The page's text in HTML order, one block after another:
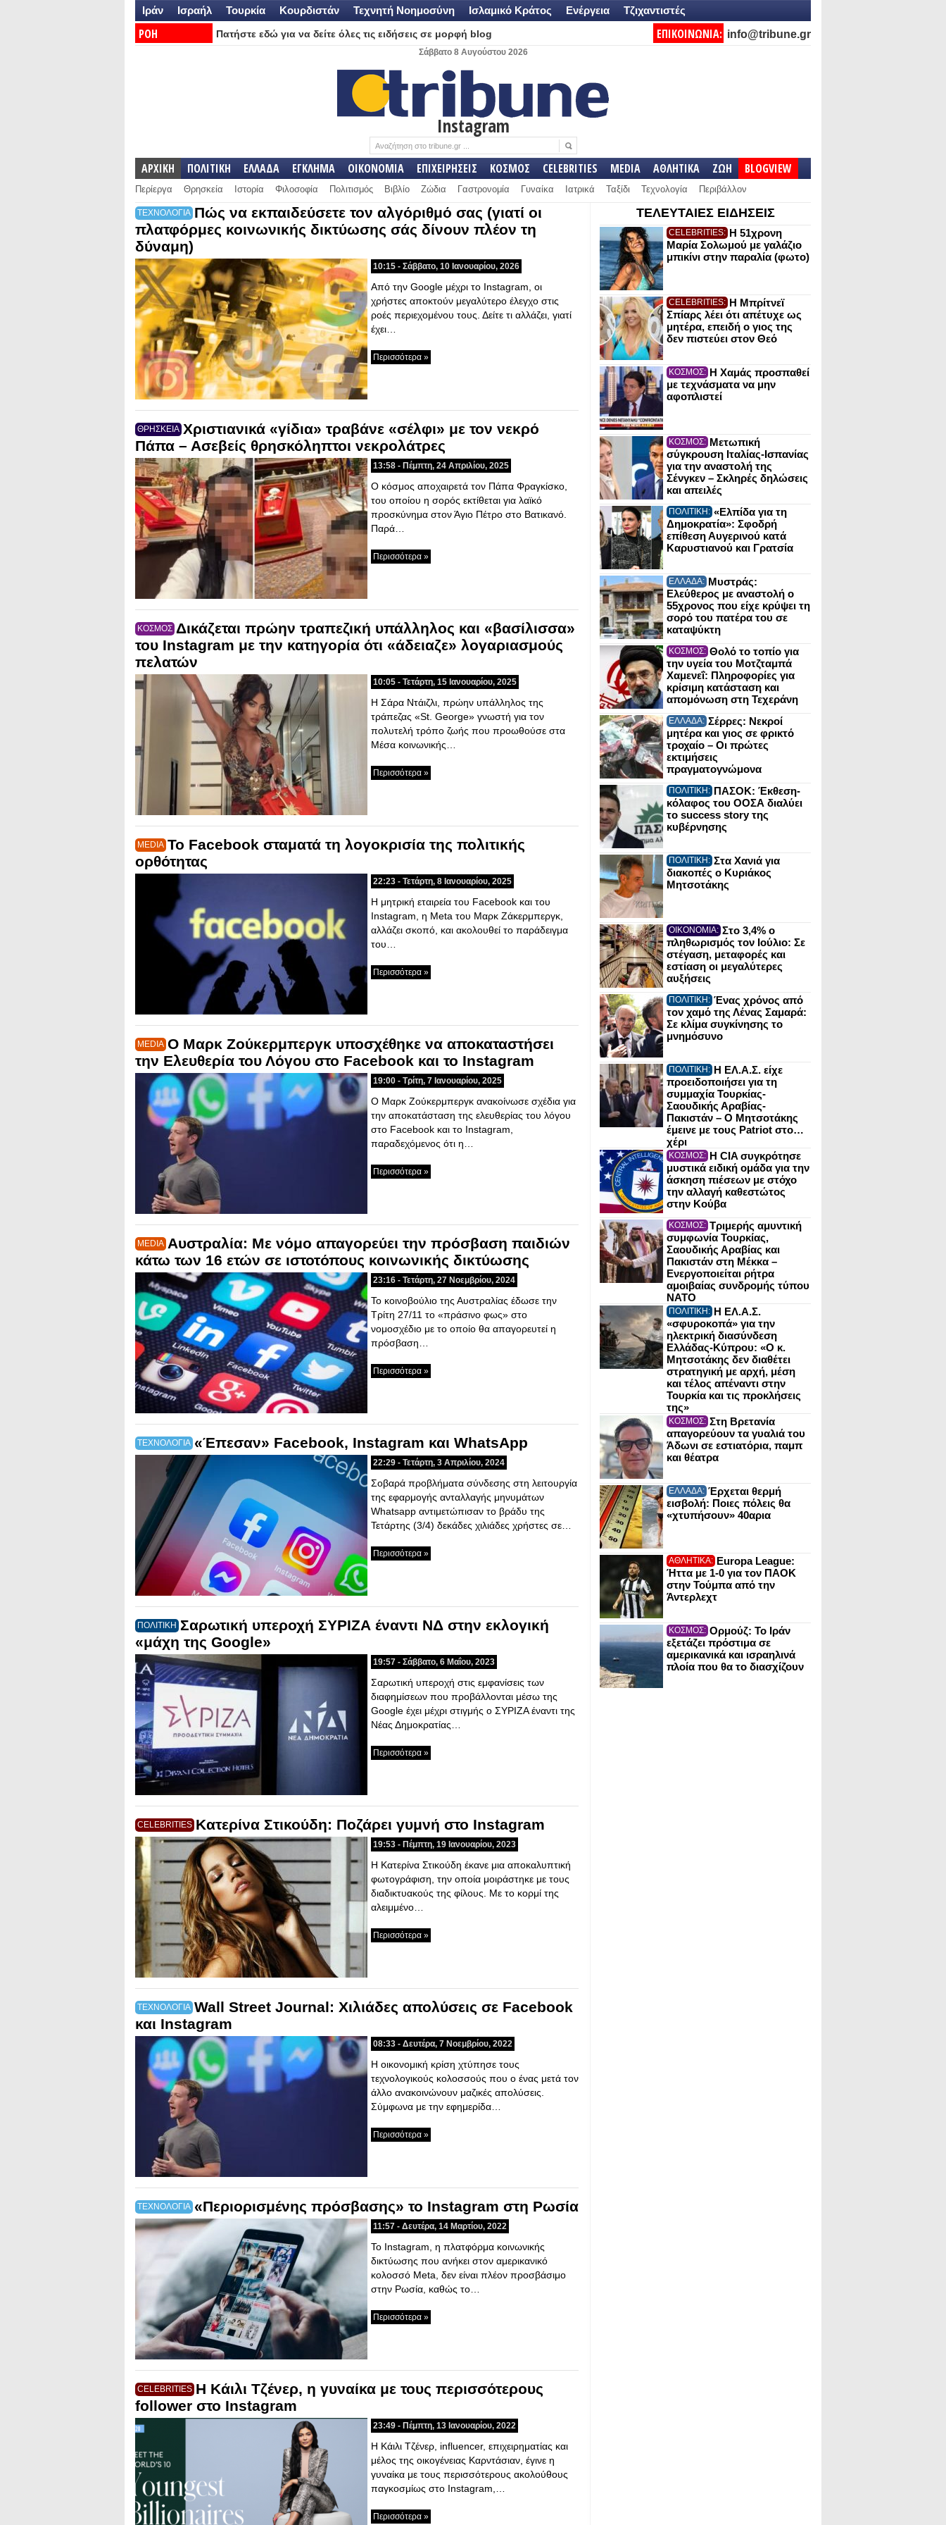
Ιράν Ισραήλ Τουρκία Κουρδιστάν Τεχνητή Νοημοσύνη Ισλαμικό Κράτος Ενέργεια Τζιχαντιστές
ΡΟΗ
Πατήστε εδώ για να δείτε όλες τις ειδήσεις σε μορφή blog ΕΠΙΚΟΙΝΩΝΙΑ: info@tribune.gr
Σάββατο 8 Αυγούστου 2026
Instagram
ΑΡΧΙΚΗ ΠΟΛΙΤΙΚΗ ΕΛΛΑΔΑ ΕΓΚΛΗΜΑ ΟΙΚΟΝΟΜΙΑ ΕΠΙΧΕΙΡΗΣΕΙΣ ΚΟΣΜΟΣ CELEBRITIES MEDIA ΑΘΛΗΤΙΚΑ ΖΩΗ BLOGVIEW
Περίεργα Θρησκεία Ιστορία Φιλοσοφία Πολιτισμός Βιβλίο Ζώδια Γαστρονομία Γυναίκα Ιατρικά Ταξίδι Τεχνολογία Περιβάλλον
ΤΕΧΝΟΛΟΓΙΑ Πώς να εκπαιδεύσετε τον αλγόριθμό σας (γιατί οι
πλατφόρμες κοινωνικής δικτύωσης σάς δίνουν πλέον τη
δύναμη)
10:15 - Σάββατο, 10 Ιανουαρίου, 2026
Από την Google μέχρι το Instagram, οι
χρήστες αποκτούν μεγαλύτερο έλεγχο στις
ροές περιεχομένου τους. Δείτε τι αλλάζει, γιατί
έχει…
Περισσότερα »
ΘΡΗΣΚΕΙΑ Χριστιανικά «γίδια» τραβάνε «σέλφι» με τον νεκρό
Πάπα – Ασεβείς θρησκόληπτοι νεκρολάτρες
13:58 - Πέμπτη, 24 Απριλίου, 2025
Ο κόσμος αποχαιρετά τον Πάπα Φραγκίσκο,
του οποίου η σορός εκτίθεται για λαϊκό
προσκύνημα στον Άγιο Πέτρο στο Βατικανό.
Παρά…
Περισσότερα »
ΚΟΣΜΟΣ Δικάζεται πρώην τραπεζική υπάλληλος και «βασίλισσα»
του Instagram με την κατηγορία ότι «άδειαζε» λογαριασμούς
πελατών
10:05 - Τετάρτη, 15 Ιανουαρίου, 2025
Η Σάρα Ντάιζλι, πρώην υπάλληλος της
τράπεζας «St. George» γνωστή για τον
πολυτελή τρόπο ζωής που προωθούσε στα
Μέσα κοινωνικής…
Περισσότερα »
MEDIA Το Facebook σταματά τη λογοκρισία της πολιτικής
ορθότητας
22:23 - Τετάρτη, 8 Ιανουαρίου, 2025
Η μητρική εταιρεία του Facebook και του
Instagram, η Meta του Μαρκ Ζάκερμπεργκ,
αλλάζει σκοπό, και ακολουθεί το παράδειγμα
του…
Περισσότερα »
MEDIA Ο Μαρκ Ζούκερμπεργκ υποσχέθηκε να αποκαταστήσει
την Ελευθερία του Λόγου στο Facebook και το Instagram
19:00 - Τρίτη, 7 Ιανουαρίου, 2025
Ο Μαρκ Ζούκερμπεργκ ανακοίνωσε σχέδια για
την αποκατάσταση της ελευθερίας του λόγου
στο Facebook και το Instagram,
παραδεχόμενος ότι η…
Περισσότερα »
MEDIA Αυστραλία: Με νόμο απαγορεύει την πρόσβαση παιδιών
κάτω των 16 ετών σε ιστοτόπους κοινωνικής δικτύωσης
23:16 - Τετάρτη, 27 Νοεμβρίου, 2024
Το κοινοβούλιο της Αυστραλίας έδωσε την
Τρίτη 27/11 το «πράσινο φως» στο
νομοσχέδιο με το οποίο θα απαγορευτεί η
πρόσβαση…
Περισσότερα »
ΤΕΧΝΟΛΟΓΙΑ «Έπεσαν» Facebook, Instagram και WhatsApp
22:29 - Τετάρτη, 3 Απριλίου, 2024
Σοβαρά προβλήματα σύνδεσης στη λειτουργία
της εφαρμογής ανταλλαγής μηνυμάτων
Whatsapp αντιμετώπισαν το βράδυ της
Τετάρτης (3/4) δεκάδες χιλιάδες χρήστες σε…
Περισσότερα »
ΠΟΛΙΤΙΚΗ Σαρωτική υπεροχή ΣΥΡΙΖΑ έναντι ΝΔ στην εκλογική
«μάχη της Google»
19:57 - Σάββατο, 6 Μαΐου, 2023
Σαρωτική υπεροχή στις εμφανίσεις των
διαφημίσεων που προβάλλονται μέσω της
Google έχει μέχρι στιγμής ο ΣΥΡΙΖΑ έναντι της
Νέας Δημοκρατίας…
Περισσότερα »
CELEBRITIES Κατερίνα Στικούδη: Ποζάρει γυμνή στο Instagram
19:53 - Πέμπτη, 19 Ιανουαρίου, 2023
Η Κατερίνα Στικούδη έκανε μια αποκαλυπτική
φωτογράφιση, την οποία μοιράστηκε με τους
διαδικτυακούς της φίλους. Με το κορμί της
αλειμμένο…
Περισσότερα »
ΤΕΧΝΟΛΟΓΙΑ Wall Street Journal: Χιλιάδες απολύσεις σε Facebook
και Instagram
08:33 - Δευτέρα, 7 Νοεμβρίου, 2022
H οικονομική κρίση χτύπησε τους
τεχνολογικούς κολοσσούς που ο ένας μετά τον
άλλο ανακοινώνουν μαζικές απολύσεις.
Σύμφωνα με την εφημερίδα…
Περισσότερα »
ΤΕΧΝΟΛΟΓΙΑ «Περιορισμένης πρόσβασης» το Instagram στη Ρωσία
11:57 - Δευτέρα, 14 Μαρτίου, 2022
To Instagram, η πλατφόρμα κοινωνικής
δικτύωσης που ανήκει στον αμερικανικό
κολοσσό Meta, δεν είναι πλέον προσβάσιμο
στην Ρωσία, καθώς το…
Περισσότερα »
CELEBRITIES Η Κάιλι Τζένερ, η γυναίκα με τους περισσότερους
follower στο Instagram
23:49 - Πέμπτη, 13 Ιανουαρίου, 2022
Η Κάιλι Τζένερ, influencer, επιχειρηματίας και
μέλος της οικογένειας Καρντάσιαν, έγινε η
γυναίκα με τους περισσότερους ακολούθους
παγκοσμίως στο Instagram,…
Περισσότερα »
ΤΕΛΕΥΤΑΙΕΣ ΕΙΔΗΣΕΙΣ
CELEBRITIES: Η 51χρονη
Μαρία Σολωμού με γαλάζιο
μπικίνι στην παραλία (φωτο)
CELEBRITIES: Η Μπρίτνεϊ
Σπίαρς λέει ότι απέτυχε ως
μητέρα, επειδή ο γιος της
δεν πιστεύει στον Θεό
ΚΟΣΜΟΣ: Η Χαμάς προσπαθεί
με τεχνάσματα να μην
αφοπλιστεί
ΚΟΣΜΟΣ: Μετωπική
σύγκρουση Ιταλίας-Ισπανίας
για την αναστολή της
Σένγκεν – Σκληρές δηλώσεις
και απειλές
ΠΟΛΙΤΙΚΗ: «Ελπίδα για τη
Δημοκρατία»: Σφοδρή
επίθεση Αυγερινού κατά
Καρυστιανού και Γρατσία
ΕΛΛΑΔΑ: Μυστράς:
Ελεύθερος με αναστολή ο
55χρονος που είχε κρύψει τη
σορό του πατέρα του σε
καταψύκτη
ΚΟΣΜΟΣ: Θολό το τοπίο για
την υγεία του Μοτζταμπά
Χαμενεΐ: Πληροφορίες για
κρίσιμη κατάσταση και
απομόνωση στη Τεχεράνη
ΕΛΛΑΔΑ: Σέρρες: Νεκροί
μητέρα και γιος σε φρικτό
τροχαίο – Οι πρώτες
εκτιμήσεις
πραγματογνώμονα
ΠΟΛΙΤΙΚΗ: ΠΑΣΟΚ: Έκθεση-
κόλαφος του ΟΟΣΑ διαλύει
το success story της
κυβέρνησης
ΠΟΛΙΤΙΚΗ: Στα Χανιά για
διακοπές ο Κυριάκος
Μητσοτάκης
ΟΙΚΟΝΟΜΙΑ: Στο 3,4% ο
πληθωρισμός τον Ιούλιο: Σε
στέγαση, μεταφορές και
εστίαση οι μεγαλύτερες
αυξήσεις
ΠΟΛΙΤΙΚΗ: Ένας χρόνος από
τον χαμό της Λένας Σαμαρά:
Σε κλίμα συγκίνησης το
μνημόσυνο
ΠΟΛΙΤΙΚΗ: Η ΕΛ.Α.Σ. είχε
προειδοποιήσει για τη
συμμαχία Τουρκίας-
Σαουδικής Αραβίας-
Πακιστάν – Ο Μητσοτάκης
έμεινε με τους Patriot στο…
χέρι
ΚΟΣΜΟΣ: Η CIA συγκρότησε
μυστικά ειδική ομάδα για την
άσκηση πιέσεων με στόχο
την αλλαγή καθεστώτος
στην Κούβα
ΚΟΣΜΟΣ: Τριμερής αμυντική
συμφωνία Τουρκίας,
Σαουδικής Αραβίας και
Πακιστάν στη Μέκκα –
Ενεργοποιείται ρήτρα
αμοιβαίας συνδρομής τύπου
NATO
ΠΟΛΙΤΙΚΗ: Η ΕΛ.Α.Σ.
«σφυροκοπά» για την
ηλεκτρική διασύνδεση
Ελλάδας-Κύπρου: «Ο κ.
Μητσοτάκης δεν διαθέτει
στρατηγική με αρχή, μέση
και τέλος απέναντι στην
Τουρκία και τις προκλήσεις
της»
ΚΟΣΜΟΣ: Στη Βρετανία
απαγορεύουν τα γυαλιά του
Άδωνι σε εστιατόρια, παμπ
και θέατρα
ΕΛΛΑΔΑ: Έρχεται θερμή
εισβολή: Ποιες πόλεις θα
«χτυπήσουν» 40αρια
ΑΘΛΗΤΙΚΑ: Europa League:
Ήττα με 1-0 για τον ΠΑΟΚ
στην Τούμπα από την
Άντερλεχτ
ΚΟΣΜΟΣ: Ορμούζ: Το Ιράν
εξετάζει πρόστιμα σε
αμερικανικά και ισραηλινά
πλοία που θα το διασχίζουν